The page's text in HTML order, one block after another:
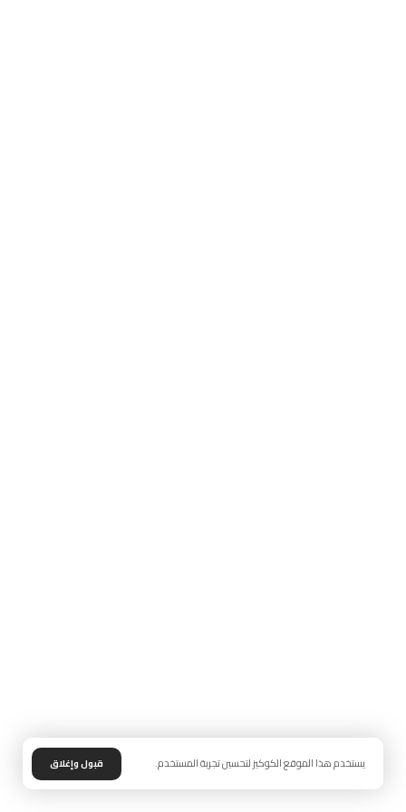
يستخدم هذا الموقع الكوكيز لتحسين تجربة المستخدم. قبول وإغلاق